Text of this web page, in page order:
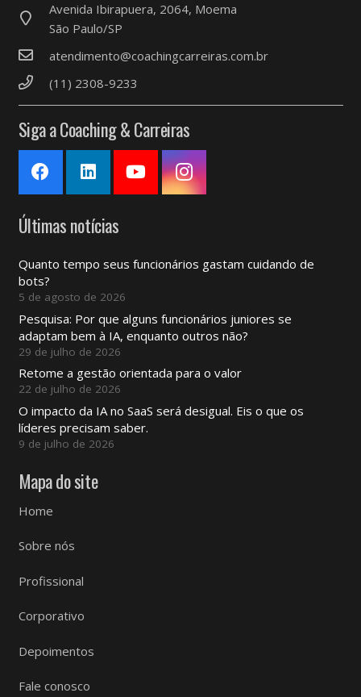
Avenida Ibirapuera, 2064, Moema
São Paulo/SP
atendimento@coachingcarreiras.com.br
(11) 2308-9233
Siga a Coaching & Carreiras
Últimas notícias
Quanto tempo seus funcionários gastam cuidando de
bots?
5 de agosto de 2026
Pesquisa: Por que alguns funcionários juniores se
adaptam bem à IA, enquanto outros não?
29 de julho de 2026
Retome a gestão orientada para o valor
22 de julho de 2026
O impacto da IA ​​no SaaS será desigual. Eis o que os
líderes precisam saber.
9 de julho de 2026
Mapa do site
Home
Sobre nós
Profissional
Corporativo
Depoimentos
Fale conosco